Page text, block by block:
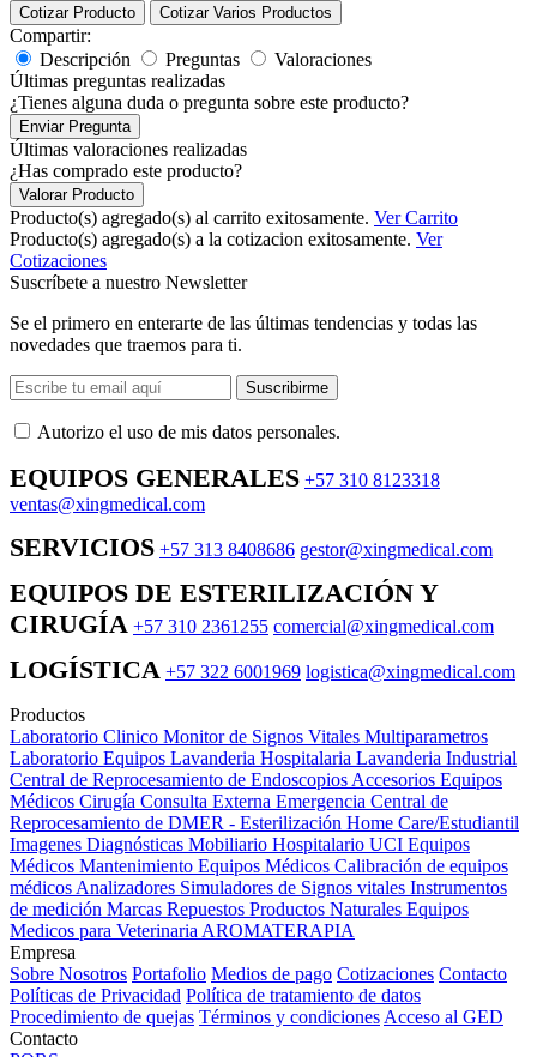
Cotizar Producto Cotizar Varios Productos
Compartir:
Descripción
Preguntas
Valoraciones
Últimas preguntas realizadas
¿Tienes alguna duda o pregunta sobre este producto?
Enviar Pregunta
Últimas valoraciones realizadas
¿Has comprado este producto?
Valorar Producto
Producto(s) agregado(s) al carrito exitosamente. Ver Carrito
Producto(s) agregado(s) a la cotizacion exitosamente. Ver
Cotizaciones
Suscríbete a nuestro Newsletter
Se el primero en enterarte de las últimas tendencias y todas las
novedades que traemos para ti.
Suscribirme
Autorizo ​​el uso de mis datos personales.
EQUIPOS GENERALES +57 310 8123318
ventas@xingmedical.com
SERVICIOS +57 313 8408686 gestor@xingmedical.com
EQUIPOS DE ESTERILIZACIÓN Y
CIRUGÍA +57 310 2361255 comercial@xingmedical.com
LOGÍSTICA +57 322 6001969 logistica@xingmedical.com
Productos
Laboratorio Clinico Monitor de Signos Vitales Multiparametros
Laboratorio Equipos Lavanderia Hospitalaria Lavanderia Industrial
Central de Reprocesamiento de Endoscopios Accesorios Equipos
Médicos Cirugía Consulta Externa Emergencia Central de
Reprocesamiento de DMER - Esterilización Home Care/Estudiantil
Imagenes Diagnósticas Mobiliario Hospitalario UCI Equipos
Médicos Mantenimiento Equipos Médicos Calibración de equipos
médicos Analizadores Simuladores de Signos vitales Instrumentos
de medición Marcas Repuestos Productos Naturales Equipos
Medicos para Veterinaria AROMATERAPIA
Empresa
Sobre Nosotros Portafolio Medios de pago Cotizaciones Contacto
Políticas de Privacidad Política de tratamiento de datos
Procedimiento de quejas Términos y condiciones Acceso al GED
Contacto